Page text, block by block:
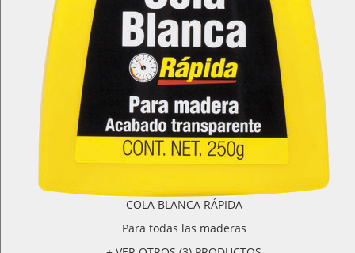
COLA BLANCA RÁPIDA
Para todas las maderas